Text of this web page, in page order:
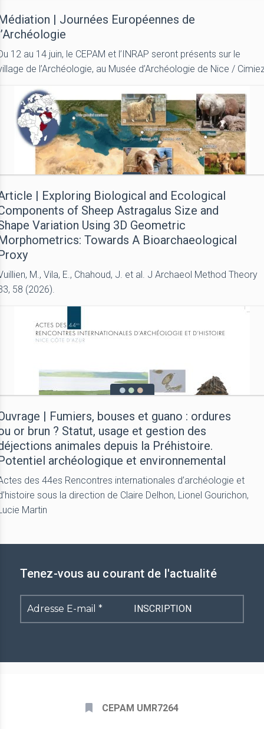
| Journées Européennes de
12 au 14 juin, le CEPAM et l’INRAP seront présents sur le
de l’Archéologie, au Musée d’Archéologie de Nice /
| Exploring Biological and Ecological
of Sheep Astragalus Size and
Variation Using 3D Geometric
Towards A Bioarchaeological
M., Vila, E., Chahoud, J. et al. J Archaeol Method Theory
58 (2026).
| Fumiers, bouses et guano : ordures
or brun ? Statut, usage et gestion des
animales depuis la Préhistoire.
archéologique et environnemental
des 44es Rencontres internationales d’archéologie et
sous la direction de Claire Delhon, Lionel Gourichon,
Martin
Tenez-vous au courant de l'actualité
Adresse
E-
CEPAM UMR7264